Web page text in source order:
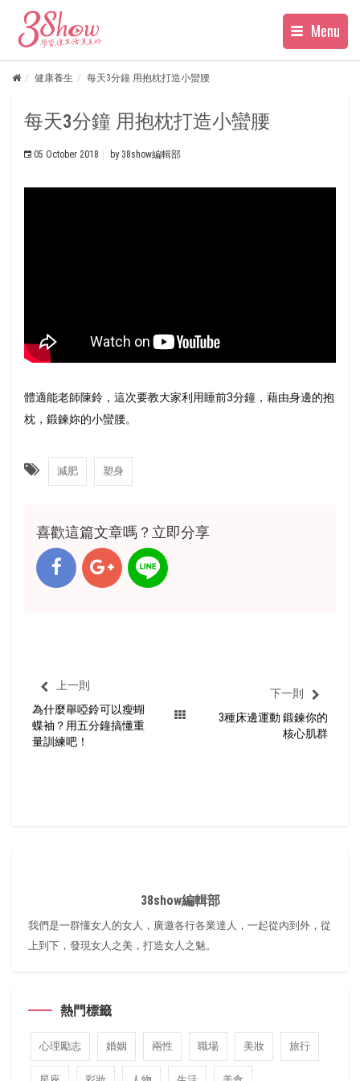
Menu
健康養生 每天3分鐘 用抱枕打造小蠻腰
每天3分鐘 用抱枕打造小蠻腰
05 October 2018 by 38show編輯部
體適能老師陳鈴，這次要教大家利用睡前3分鐘，藉由身邊的抱
枕，鍛鍊妳的小蠻腰。
減肥 塑身
喜歡這篇文章嗎？立即分享
上一則
為什麼舉啞鈴可以瘦蝴
蝶袖？用五分鐘搞懂重
量訓練吧！
下一則
3種床邊運動 鍛鍊你的
核心肌群
38show編輯部
我們是一群懂女人的女人，廣邀各行各業達人，一起從內到外，從
上到下，發現女人之美，打造女人之魅。
熱門標籤
心理勵志 婚姻 兩性 職場 美妝 旅行